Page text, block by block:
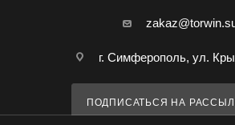
г. Симферополь, ул.
ПОДПИСАТЬСЯ НА